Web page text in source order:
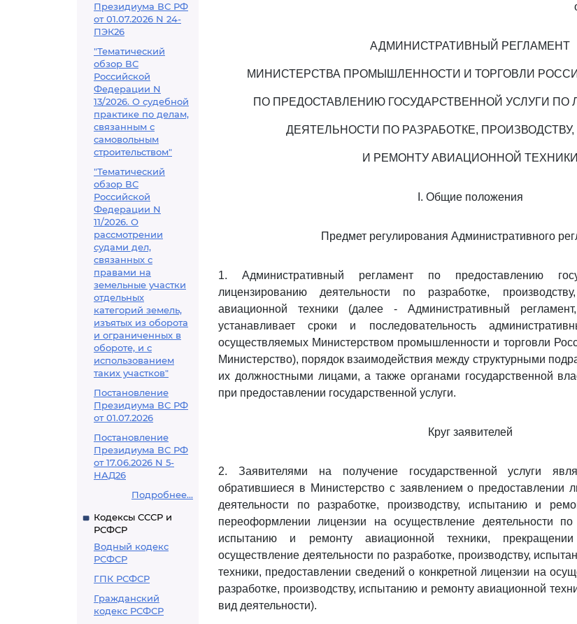
Президиума ВС РФ
от 01.07.2026 N 24-
ПЭК26
"Тематический
обзор ВС
Российской
Федерации N
13/2026. О судебной
практике по делам,
связанным с
самовольным
строительством"
"Тематический
обзор ВС
Российской
Федерации N
11/2026. О
рассмотрении
судами дел,
связанных с
правами на
земельные участки
отдельных
категорий земель,
изъятых из оборота
и ограниченных в
обороте, и с
использованием
таких участков"
Постановление
Президиума ВС РФ
от 01.07.2026
Постановление
Президиума ВС РФ
от 17.06.2026 N 5-
НАД26
Подробнее...
Кодексы СССР и
РСФСР
Водный кодекс
РСФСР
ГПК РСФСР
Гражданский
кодекс РСФСР
АДМИНИСТРАТИВНЫЙ РЕГЛАМЕНТ
МИНИСТЕРСТВА ПРОМЫШЛЕННОСТИ И ТОРГОВЛИ
ПО ПРЕДОСТАВЛЕНИЮ ГОСУДАРСТВЕННОЙ УСЛУГИ
ДЕЯТЕЛЬНОСТИ ПО РАЗРАБОТКЕ,
И РЕМОНТУ АВИАЦИОННОЙ ТЕХНИКИ
I. Общие положения
Предмет регулирования Административного
1. Административный регламент по предоставлению
лицензированию деятельности по разработке,
авиационной техники (далее - Административный регламент,
устанавливает сроки и последовательность
осуществляемых Министерством промышленности и торговли
Министерство), порядок взаимодействия между структурными
их должностными лицами, а также органами государственной
при предоставлении государственной услуги.
Круг заявителей
2. Заявителями на получение государственной услуги
обратившиеся в Министерство с заявлением о предоставлении
деятельности по разработке, производству, испытанию и
переоформлении лицензии на осуществление деятельности по
испытанию и ремонту авиационной техники,
осуществление деятельности по разработке, производству,
техники, предоставлении сведений о конкретной лицензии на
разработке, производству, испытанию и ремонту авиационной
вид деятельности).